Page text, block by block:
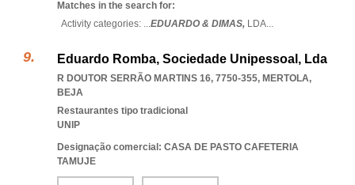
Matches in the search for:
Activity categories: ...EDUARDO & DIMAS, LDA...
Eduardo Romba, Sociedade Unipessoal, Lda
R DOUTOR SERRÃO MARTINS 16, 7750-355, MERTOLA,
BEJA
Restaurantes tipo tradicional
UNIP
Designação comercial: CASA DE PASTO CAFETERIA
TAMUJE